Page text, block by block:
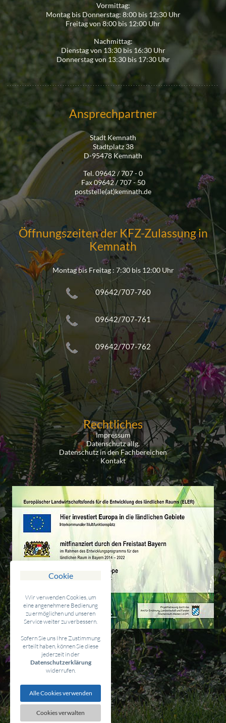
Vormittag:
Montag bis Donnerstag: 8:00 bis 12:30 Uhr
Freitag von 8:00 bis 12:00 Uhr
Nachmittag:
Dienstag von 13:30 bis 16:30 Uhr
Donnerstag von 13:30 bis 17:30 Uhr
Ansprechpartner
Stadt Kemnath
Stadtplatz 38
D-95478 Kemnath
Tel. 09642 / 707 - 0
Fax 09642 / 707 - 50
poststelle(at)kemnath.de
Öffnungszeiten der KFZ-Zulassung in
Kemnath
Montag bis Freitag : 7:30 bis 12:00 Uhr
09642/707-760
09642/707-761
09642/707-762
Rechtliches
Impressum
Datenschutz allg.
Datenschutz in den Fachbereichen
Kontakt
Cookie
Wir verwenden Cookies, um
eine angenehmere Bedienung
zu ermöglichen und unseren
Service weiter zu verbessern.
Sofern Sie uns Ihre Zustimmung
erteilt haben, können Sie diese
jederzeit in der
Datenschutzerklärung
widerrufen.
Alle Cookies verwenden
Cookies verwalten